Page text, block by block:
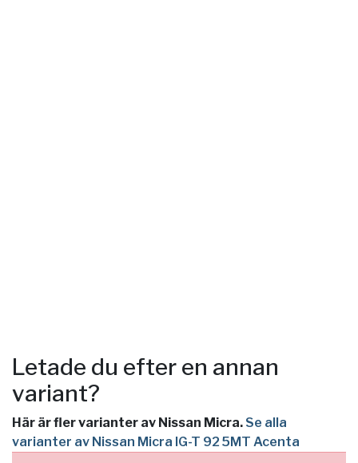
Letade du efter en annan
variant?
Här är fler varianter av Nissan Micra. Se alla
varianter av Nissan Micra IG-T 92 5MT Acenta